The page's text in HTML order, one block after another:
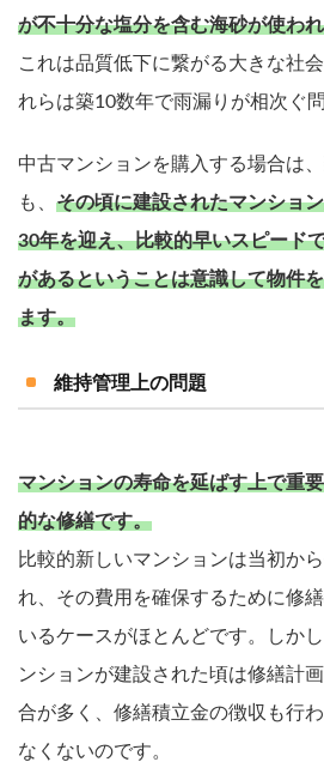
が不十分な塩分を含む海砂が使わ
これは品質低下に繋がる大きな社
れらは築10数年で雨漏りが相次ぐ
中古マンションを購入する場合は
も、 その頃に建設されたマンショ
30年を迎え、比較的早いスピード
があるということは意識して物件
ます。
維持管理上の問題
マンションの寿命を延ばす上で重
的な修繕です。
比較的新しいマンションは当初か
れ、その費用を確保するために修
いるケースがほとんどです。しか
ンションが建設された頃は修繕計
合が多く、修繕積立金の徴収も行
なくないのです。